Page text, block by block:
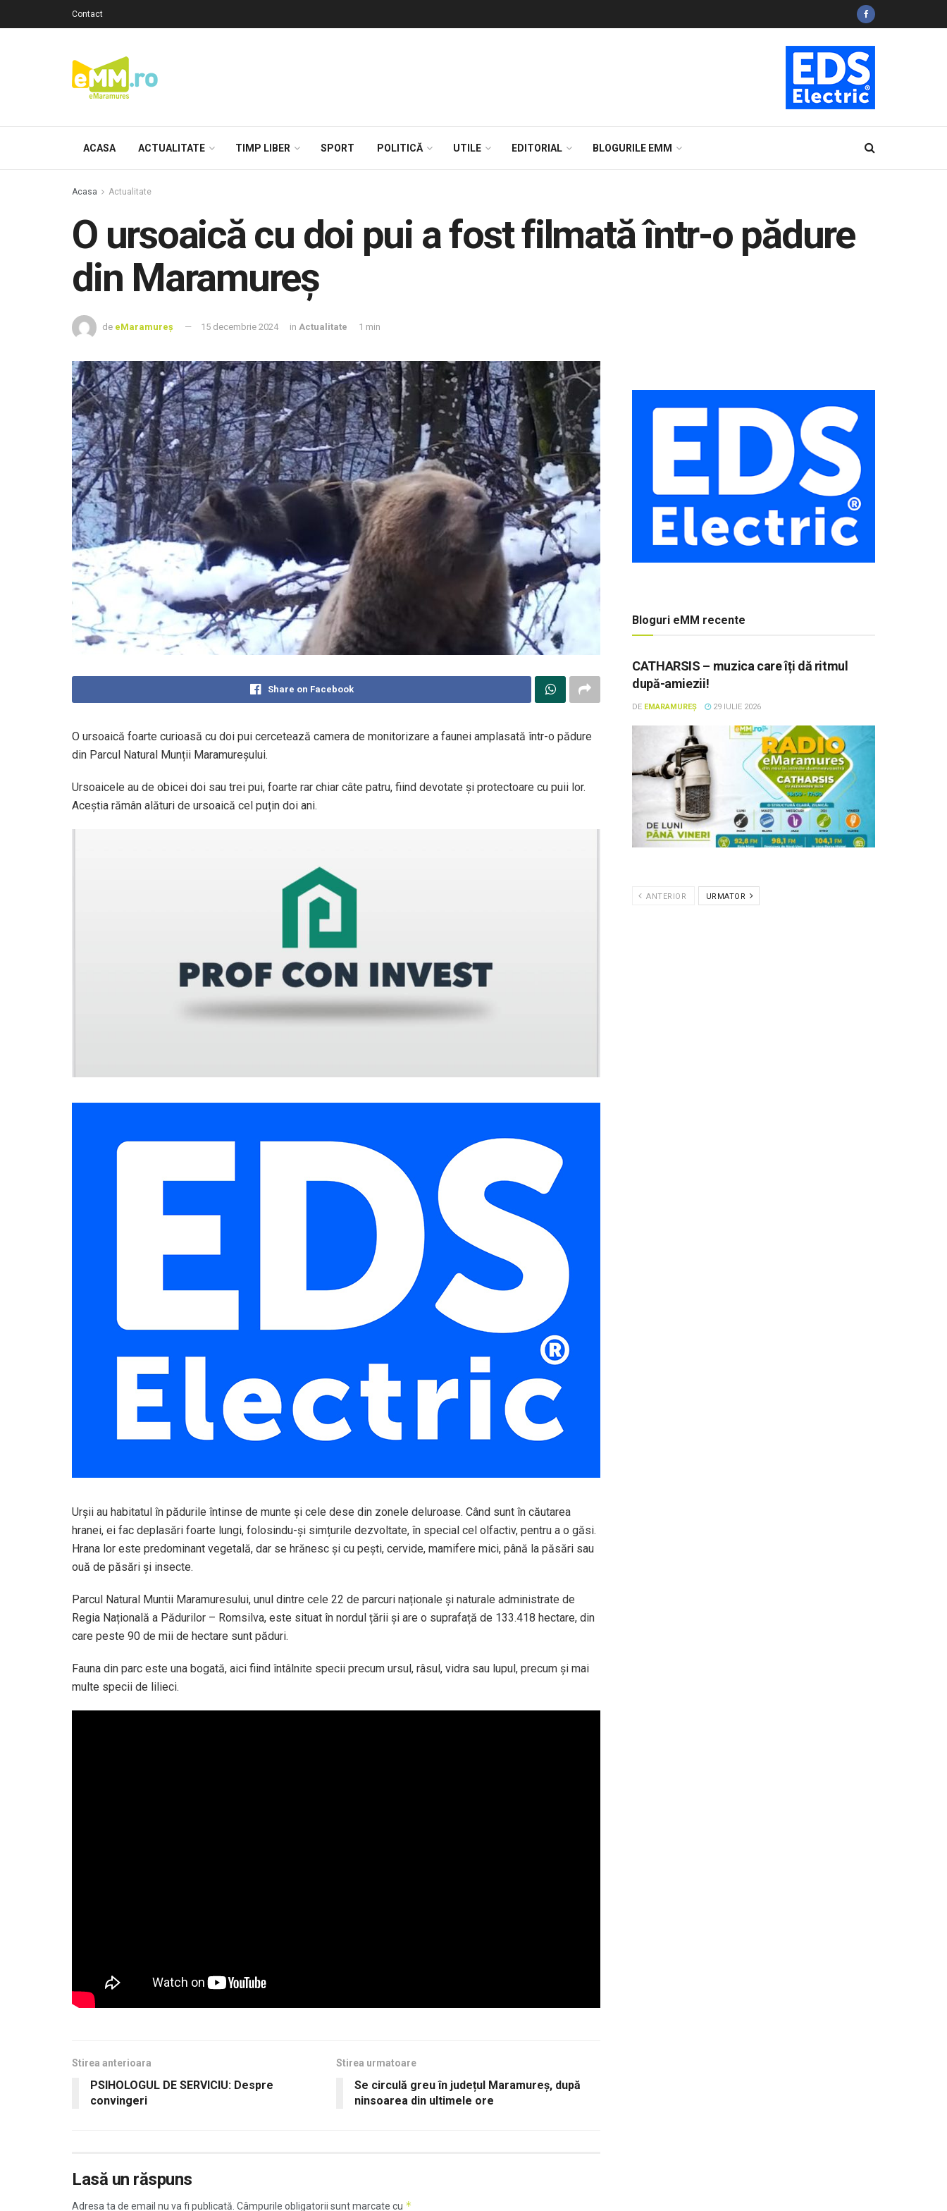
Contact
ACASA ACTUALITATE TIMP LIBER SPORT POLITICĂ UTILE EDITORIAL BLOGURILE EMM
Acasa Actualitate
O ursoaică cu doi pui a fost filmată într-o pădure
din Maramureș
de eMaramureș 15 decembrie 2024 in Actualitate 1 min
Share on Facebook
O ursoaică foarte curioasă cu doi pui cercetează camera de monitorizare a faunei amplasată într-o pădure
din Parcul Natural Munții Maramureșului.
Ursoaicele au de obicei doi sau trei pui, foarte rar chiar câte patru, fiind devotate și protectoare cu puii lor.
Aceștia rămân alături de ursoaică cel puțin doi ani.
Urșii au habitatul în pădurile întinse de munte și cele dese din zonele deluroase. Când sunt în căutarea
hranei, ei fac deplasări foarte lungi, folosindu-și simțurile dezvoltate, în special cel olfactiv, pentru a o găsi.
Hrana lor este predominant vegetală, dar se hrănesc și cu pești, cervide, mamifere mici, până la păsări sau
ouă de păsări și insecte.
Parcul Natural Muntii Maramuresului, unul dintre cele 22 de parcuri naționale și naturale administrate de
Regia Națională a Pădurilor – Romsilva, este situat în nordul țării și are o suprafață de 133.418 hectare, din
care peste 90 de mii de hectare sunt păduri.
Fauna din parc este una bogată, aici fiind întâlnite specii precum ursul, râsul, vidra sau lupul, precum și mai
multe specii de lilieci.
Stirea anterioara
PSIHOLOGUL DE SERVICIU: Despre
convingeri
Stirea urmatoare
Se circulă greu în județul Maramureș, după
ninsoarea din ultimele ore
Lasă un răspuns
Adresa ta de email nu va fi publicată. Câmpurile obligatorii sunt marcate cu *
Bloguri eMM recente
CATHARSIS – muzica care îți dă ritmul
după-amiezii!
DE EMARAMUREȘ 29 IULIE 2026
ANTERIOR URMATOR